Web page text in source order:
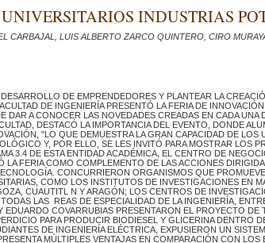
INDUSTRIAS
CARBAJAL, LUIS ALBERTO ZARCO QUINTERO, CIRO
DESARROLLO DE EMPRENDEDORES Y PLANTEAR LA
DE INGENIERÍA PRESENTÓ LA FERIA DE
DAR A CONOCER LAS NOVEDADES CREADAS EN CADA
DESTACÓ LA IMPORTANCIA DEL EVENTO, DONDE
"LO QUE DEMUESTRA LA GRAN CAPACIDAD DE
Y, POR ELLO, SE LES INVITÓ PARA MOSTRAR LOS
3.4 DE ESTA ENTIDAD ACADÉMICA, EL CENTRO DE
LA FERIA COMO COMPLEMENTO DE LAS ACCIONES
CONCURRIERON ORGANISMOS QUE
COMO LOS INSTITUTOS DE INVESTIGACIONES EN
CUAUTITL N Y ARAGÓN; LOS CENTROS DE
LAS REAS DE ESPECIALIDAD DE LA INGENIERÍA,
EDUARDO COVARRUBIAS PRESENTARON EL PROYECTO
PARA PRODUCIR BIODIESEL Y GLICERINA
DE INGENIERÍA ELÉCTRICA, EXPUSIERON UN
MÚLTIPLES VENTAJAS EN COMPARACIÓN CON